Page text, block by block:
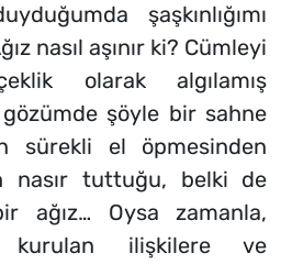
şaşkınlığımı
nasıl aşınır ki? Cümleyi
olarak algılamış
gözümde şöyle bir sahne
sürekli el öpmesinden
nasır tuttuğu, belki de
ağız… Oysa zamanla,
kurulan ilişkilere ve